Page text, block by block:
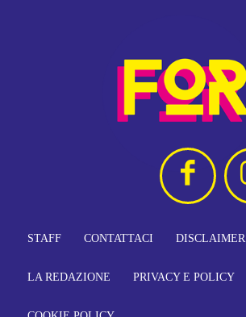
STAFF CONTATTACI DISCLAIMER
LA REDAZIONE PRIVACY E POLICY